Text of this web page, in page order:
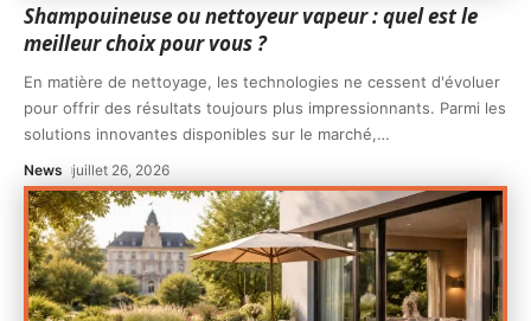
Shampouineuse ou nettoyeur vapeur : quel est le
meilleur choix pour vous ?
En matière de nettoyage, les technologies ne cessent d'évoluer
pour offrir des résultats toujours plus impressionnants. Parmi les
solutions innovantes disponibles sur le marché,…
News juillet 26, 2026